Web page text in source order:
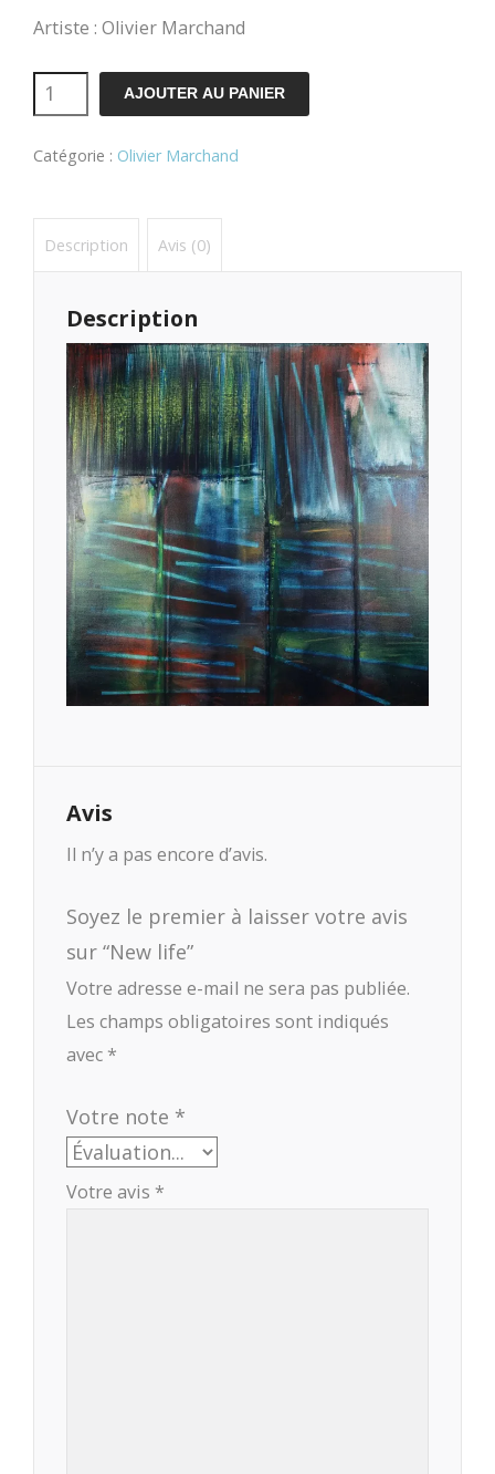
Artiste : Olivier Marchand
quantité
de
New
AJOUTER AU PANIER
Catégorie : Olivier Marchand
Description Avis (0)
Description
Avis
Il n’y a pas encore d’avis.
Soyez le premier à laisser votre avis
sur “New life”
Votre adresse e-mail ne sera pas publiée.
Les champs obligatoires sont indiqués
avec *
Votre note *
Votre avis *